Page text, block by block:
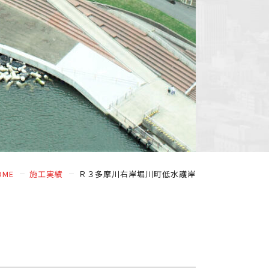
施工実績 Ｒ３多摩川右岸堀川町低水護岸